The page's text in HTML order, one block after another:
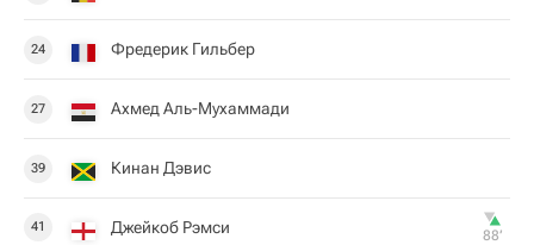
24 Фредерик Гильбер
27 Ахмед Аль-Мухаммади
39 Кинан Дэвис
41 Джейкоб Рэмси 88‎’‎